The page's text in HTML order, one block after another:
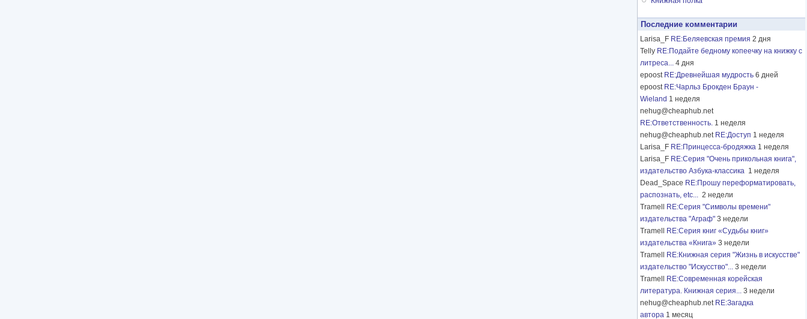
Последние комментарии
Larisa_F RE:Беляевская премия 2 дня
Telly RE:Подайте бедному копеечку на книжку с
литреса... 4 дня
epoost RE:Древнейшая мудрость 6 дней
epoost RE:Чарльз Брокден Браун -
Wieland 1 неделя
nehug@cheaphub.net
RE:Ответственность. 1 неделя
nehug@cheaphub.net RE:Доступ 1 неделя
Larisa_F RE:Принцесса-бродяжка 1 неделя
Larisa_F RE:Серия "Очень прикольная книга",
издательство Азбука-классика 1 неделя
Dead_Space RE:Прошу переформатировать,
распознать, etc... 2 недели
Tramell
RE:Серия "Символы времени"
издательства "Аграф" 3 недели
Tramell
RE:Серия книг «Судьбы книг»
издательства «Книга» 3 недели
Tramell
RE:Книжная серия "Жизнь в искусстве"
издательство "Искусство"... 3 недели
Tramell
RE:Современная корейская
литература. Книжная серия... 3 недели
nehug@cheaphub.net RE:Загадка
автора 1 месяц